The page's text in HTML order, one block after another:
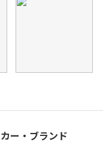
ー・ブランド